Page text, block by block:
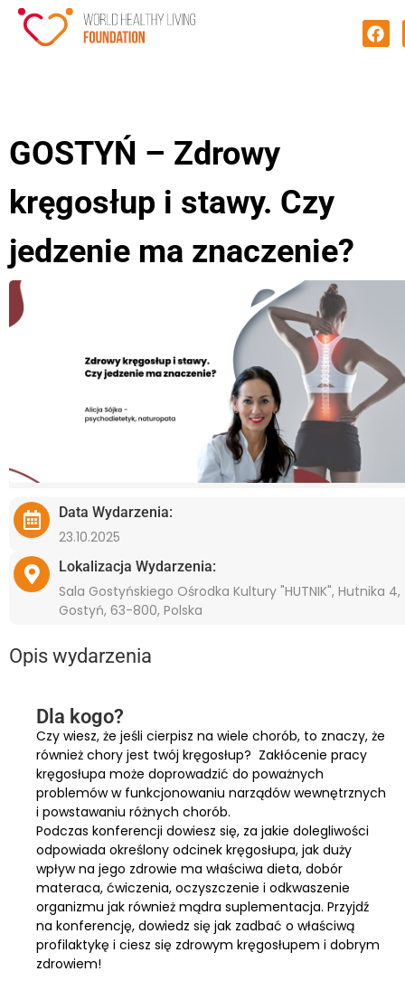
GOSTYŃ – Zdrowy
kręgosłup i stawy. Czy
jedzenie ma znaczenie?
Data Wydarzenia:
23.10.2025
Lokalizacja Wydarzenia:
Sala Gostyńskiego Ośrodka Kultury "HUTNIK", Hutnika 4,
Gostyń, 63-800, Polska
Opis wydarzenia
Dla kogo?
Czy wiesz, że jeśli cierpisz na wiele chorób, to znaczy, że
również chory jest twój kręgosłup? Zakłócenie pracy
kręgosłupa może doprowadzić do poważnych
problemów w funkcjonowaniu narządów wewnętrznych
i powstawaniu różnych chorób.
Podczas konferencji dowiesz się, za jakie dolegliwości
odpowiada określony odcinek kręgosłupa, jak duży
wpływ na jego zdrowie ma właściwa dieta, dobór
materaca, ćwiczenia, oczyszczenie i odkwaszenie
organizmu jak również mądra suplementacja. Przyjdź
na konferencję, dowiedz się jak zadbać o właściwą
profilaktykę i ciesz się zdrowym kręgosłupem i dobrym
zdrowiem!